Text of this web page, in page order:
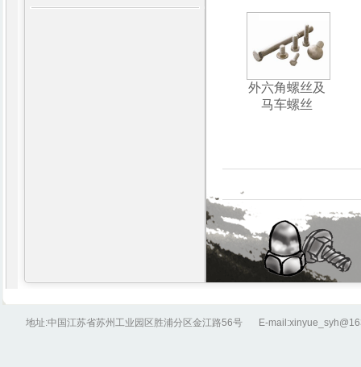
外六角螺丝及
马车螺丝
地址:中国江苏省苏州工业园区胜浦分区金江路56号 E-